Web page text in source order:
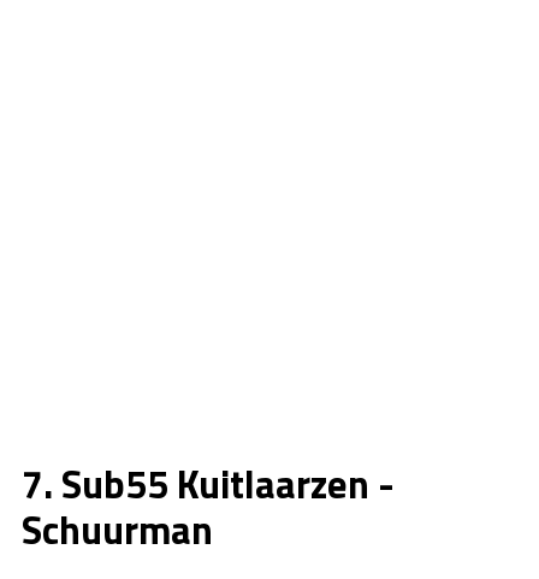
7. Sub55 Kuitlaarzen -
Schuurman